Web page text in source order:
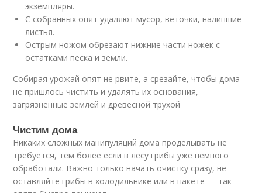
экземпляры.
С собранных опят удаляют мусор, веточки, налипшие
листья.
Острым ножом обрезают нижние части ножек с
остатками песка и земли.
Собирая урожай опят не рвите, а срезайте, чтобы дома
не пришлось чистить и удалять их основания,
загрязненные землей и древесной трухой
Чистим дома
Никаких сложных манипуляций дома проделывать не
требуется, тем более если в лесу грибы уже немного
обработали. Важно только начать очистку сразу, не
оставляйте грибы в холодильнике или в пакете — так